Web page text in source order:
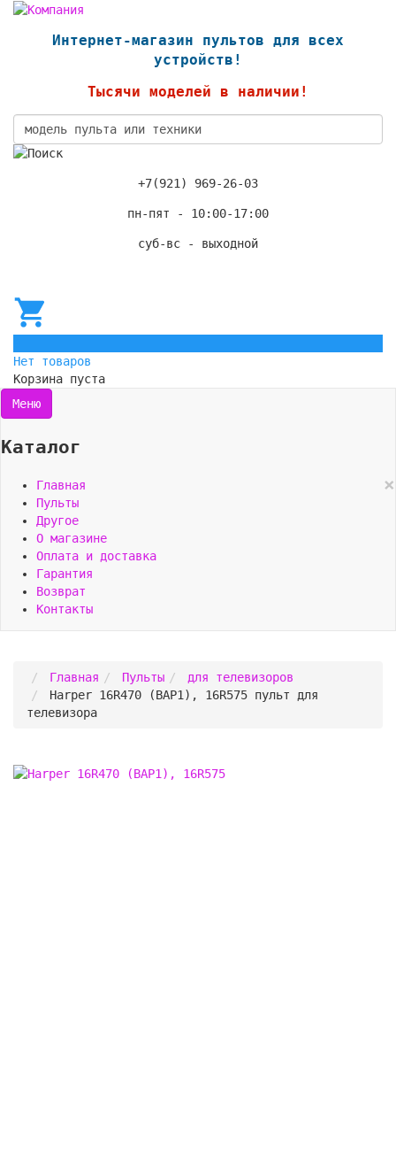
Интернет-магазин пультов для всех
устройств!
Тысячи моделей в наличии!
+7(921) 969-26-03
пн-пят - 10:00-17:00
суб-вс - выходной
Нет товаров
Корзина пуста
Меню
Каталог
×
Главная
Пульты
Другое
О магазине
Оплата и доставка
Гарантия
Возврат
Контакты
Главная Пульты
для телевизоров
Harper 16R470 (ВАР1), 16R575 пульт для
телевизора